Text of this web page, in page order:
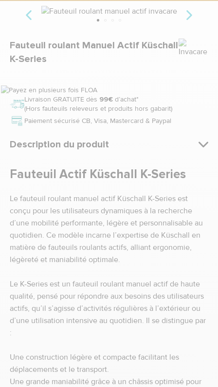
Fauteuil roulant Manuel Actif Küschall
K-Series
Marque
Livraison GRATUITE dès 99€ d’achat*
(Hors fauteuils releveurs et produits hors gabarit)
Paiement sécurisé CB, Visa, Mastercard & Paypal
Description du produit
Fauteuil Actif Küschall K-Series
Le fauteuil roulant manuel actif Küschall K-Series est
conçu pour les utilisateurs dynamiques à la recherche
d’une mobilité performante, légère et personnalisable au
quotidien. Ce modèle incarne l’expertise de Küschall en
matière de fauteuils roulants actifs, alliant ergonomie,
légèreté et maniabilité optimale.
Le K-Series est un fauteuil roulant manuel actif de haute
qualité, pensé pour répondre aux besoins des utilisateurs
actifs, qu’il s’agisse d’activités régulières à l’extérieur ou
d’une utilisation intensive au quotidien. Il se distingue par
:
Une construction légère et compacte facilitant les
déplacements et le transport.
Une grande maniabilité grâce à un châssis optimisé pour